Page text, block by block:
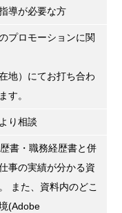
導が必要な方
プロモーションに関
地）にてお打ち合わ
す。
り相談
書・職務経歴書と併
事の実績が分かる資
また、資料内のどこ
(Adobe